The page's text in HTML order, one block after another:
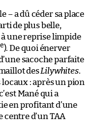
– a dû céder sa place
de plus belle,
à une reprise limpide
e). De quoi énerver
sacoche parfaite
desLilywhites.
locaux : après un pion
Mané qui a
en profitant d’une
centre d’un TAA